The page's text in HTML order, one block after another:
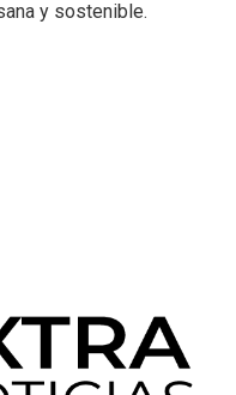
y sostenible.